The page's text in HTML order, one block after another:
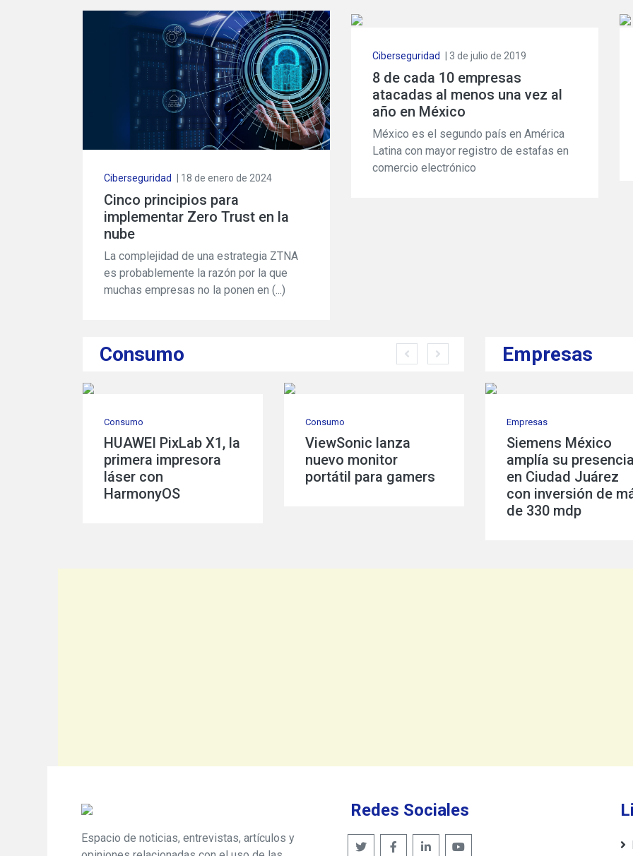
Ciberseguridad | 18 de enero de 2024
Cinco principios para
implementar Zero Trust en la
nube
La complejidad de una estrategia ZTNA
es probablemente la razón por la que
muchas empresas no la ponen en (...)
Ciberseguridad | 3 de julio de 2019
8 de cada 10 empresas
atacadas al menos una vez al
año en México
México es el segundo país en América
Latina con mayor registro de estafas en
comercio electrónico
Consumo
ViewSonic lanza
nuevo monitor
portátil para gamers
Periféricos gamer de
ASUS ROG en CES
2022
HUAWEI
primera
láser con
HarmonyOS
Empresas
En tiempos de crisis,
el servicio al cliente
es la base del éxito
empresarial: OTRS
Siemens México
amplía su presencia
en Ciudad Juárez
Equinix Metal
Equinix
Router
oferta de
Espacio de noticias, entrevistas, artículos y
Redes Sociales